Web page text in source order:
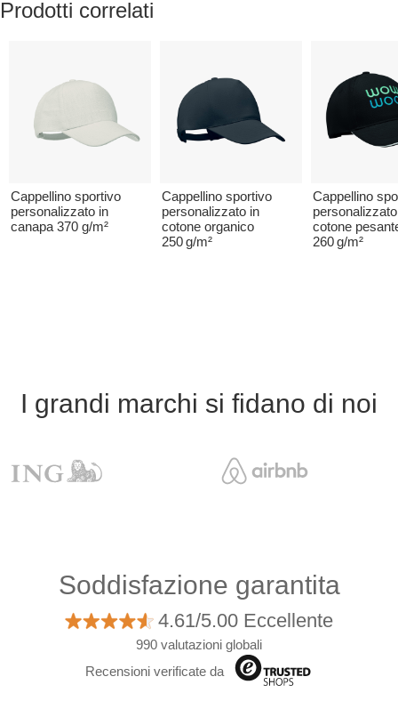
Prodotti correlati
Cappellino sportivo
personalizzato in
canapa 370 g/m²
Cappellino sportivo
personalizzato in
cotone organico
250 g/m²
Cappellino
cotone
260 g/m²
I grandi marchi si fidano di noi
Soddisfazione garantita
4.61/5.00 Eccellente
990 valutazioni globali
Recensioni verificate da